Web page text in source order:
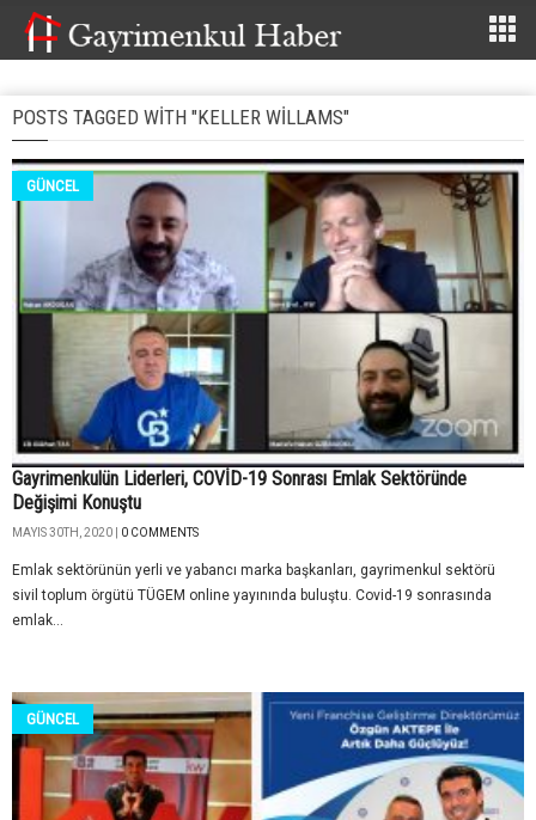
POSTS TAGGED WITH "KELLER WILLAMS"
GÜNCEL
Gayrimenkulün Liderleri, COVİD-19 Sonrası Emlak Sektöründe
Değişimi Konuştu
MAYIS 30TH, 2020 | 0 COMMENTS
Emlak sektörünün yerli ve yabancı marka başkanları, gayrimenkul sektörü
sivil toplum örgütü TÜGEM online yayınında buluştu. Covid-19 sonrasında
emlak...
GÜNCEL